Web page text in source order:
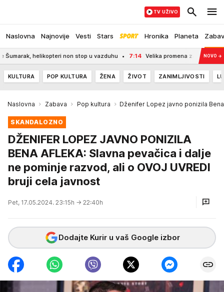
Naslovna Najnovije Vesti Stars Hronika Planeta
TV UŽIVO
non stop u vazduhu 7:14 Velika promena za vernike na Veliku
NOVO →
KULTURA POP KULTURA ŽENA ŽIVOT ZANIMLJIVOSTI
Naslovna Zabava Pop kultura Dženifer Lopez javno ponizila
SKANDALOZNO
DŽENIFER LOPEZ JAVNO PONIZILA
BENA AFLEKA: Slavna pevačica i dalje
ne pominje razvod, ali o OVOJ UVREDI
bruji cela javnost
Pet, 17.05.2024. 23:15h → 22:40h
Dodajte Kurir u vaš Google izbor